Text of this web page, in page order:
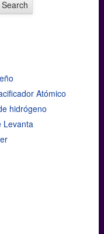
Atómico
hidrógeno
Levanta